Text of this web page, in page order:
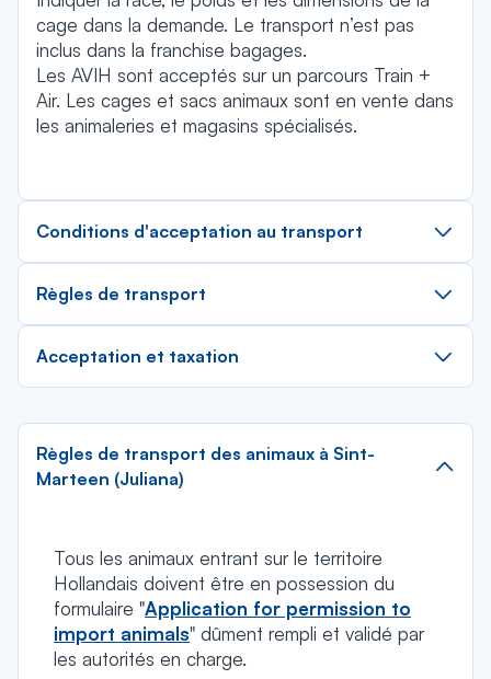
cage dans la demande. Le transport n’est pas
inclus dans la franchise bagages.
Les AVIH sont acceptés sur un parcours Train +
Air. Les cages et sacs animaux sont en vente dans
les animaleries et magasins spécialisés.
Conditions d'acceptation au transport
Règles de transport
Acceptation et taxation
Règles de transport des animaux à Sint-
Marteen (Juliana)
Tous les animaux entrant sur le territoire
Hollandais doivent être en possession du
formulaire "Application for permission to
import animals" dûment rempli et validé par
les autorités en charge.